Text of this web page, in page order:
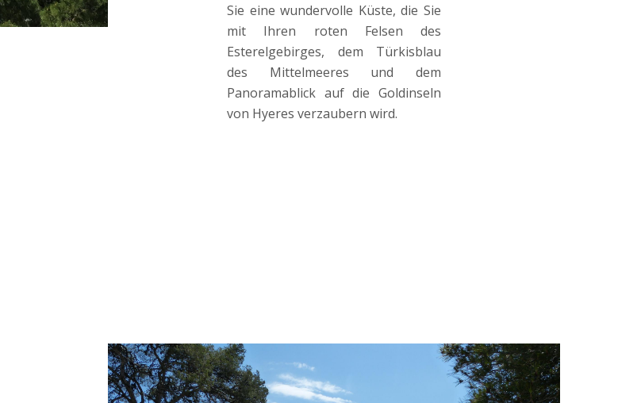
Sie eine wundervolle Küste, die Sie
mit Ihren roten Felsen des
Esterelgebirges, dem Türkisblau
des Mittelmeeres und dem
Panoramablick auf die Goldinseln
von Hyeres verzaubern wird.